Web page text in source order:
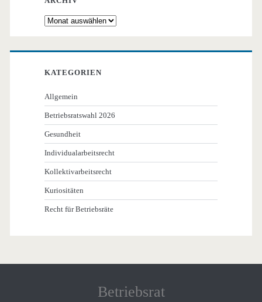
Archiv
KATEGORIEN
Allgemein
Betriebsratswahl 2026
Gesundheit
Individualarbeitsrecht
Kollektivarbeitsrecht
Kuriositäten
Recht für Betriebsräte
Betriebsrat